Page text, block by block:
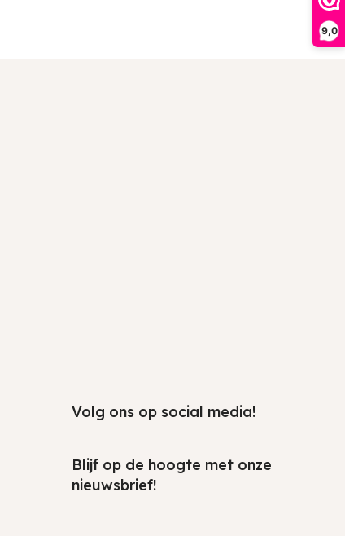
9,0
Volg ons op social media!
Blijf op de hoogte met onze
nieuwsbrief!